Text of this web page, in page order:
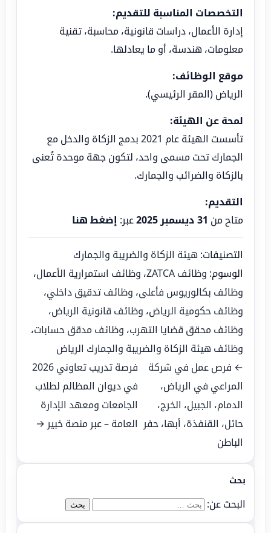
بحث
البحث عن:
التخصصات المناسبة للتقديم:
إدارة الأعمال، دراسات قانونية، محاسبة، تقنية
معلومات، هندسة، أو ما يعادلها.
موقع الوظائف:
الرياض (المقر الرئيسي).
لمحة عن الهيئة:
تأسست الهيئة عام 2021 بدمج الزكاة والدخل مع
الجمارك تحت مسمى واحد، لتكون جهة موحدة تُعنى
بالزكاة والضرائب والجمارك.
التقديم:
متاح من 31 ديسمبر 2025 عبر: إضغط هنا
التصنيفات: هيئة الزكاة والضريبة والجمارك
الوسوم: وظائف ZATCA ، وظائف استمرارية الأعمال،
وظائف بكالوريوس فأعلى، وظائف تدقيق داخلي،
وظائف حكومية الرياض، وظائف قانونية الرياض،
وظائف محقق قضايا التهرب، وظائف مدقق حسابات،
وظائف هيئة الزكاة والضريبة والجمارك الرياض
← فرص عمل في شركة
المراعي في الرياض،
الدمام، الجبيل، الخرج،
حائل، القنفذة، أبها، حفر
الباطن
فرصة تدريب تعاوني 2026
في ديوان المظالم لطلاب
الجامعات ومعهد الإدارة
العامة – عبر منصة خبير →